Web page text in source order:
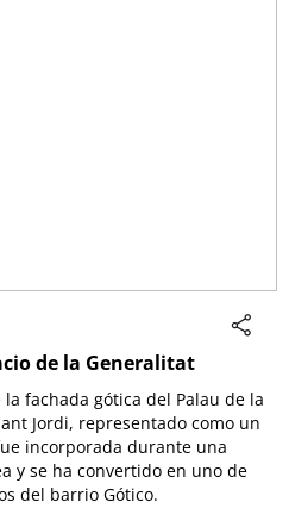
de la Generalitat
fachada gótica del Palau de la
Jordi, representado como un
incorporada durante una
y se ha convertido en uno de
del barrio Gótico.